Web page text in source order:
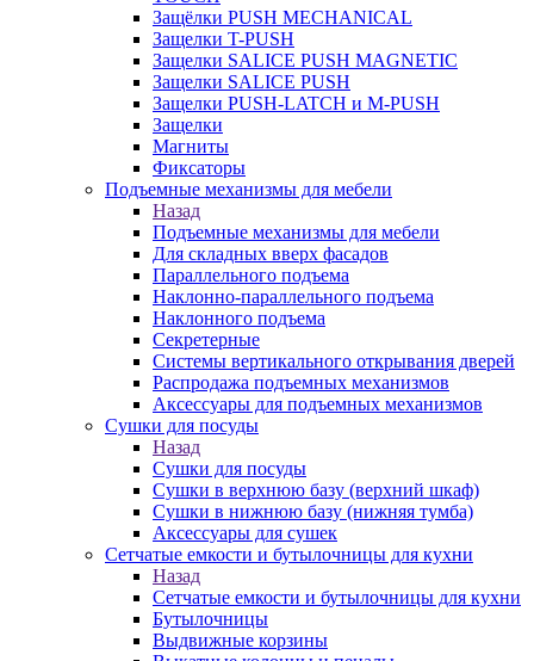
Защёлки PUSH MECHANICAL
Защелки T-PUSH
Защелки SALICE PUSH MAGNETIC
Защелки SALICE PUSH
Защелки PUSH-LATCH и M-PUSH
Защелки
Магниты
Фиксаторы
Подъемные механизмы для мебели
Назад
Подъемные механизмы для мебели
Для складных вверх фасадов
Параллельного подъема
Наклонно-параллельного подъема
Наклонного подъема
Секретерные
Системы вертикального открывания дверей
Распродажа подъемных механизмов
Аксессуары для подъемных механизмов
Сушки для посуды
Назад
Сушки для посуды
Сушки в верхнюю базу (верхний шкаф)
Сушки в нижнюю базу (нижняя тумба)
Аксессуары для сушек
Сетчатые емкости и бутылочницы для кухни
Назад
Сетчатые емкости и бутылочницы для кухни
Бутылочницы
Выдвижные корзины